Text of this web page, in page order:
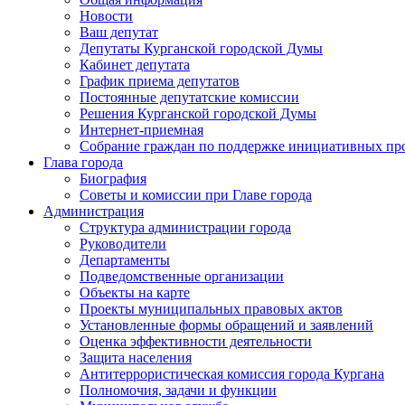
Новости
Ваш депутат
Депутаты Курганской городской Думы
Кабинет депутата
График приема депутатов
Постоянные депутатские комиссии
Решения Курганской городской Думы
Интернет-приемная
Собрание граждан по поддержке инициативных
Глава города
Биография
Советы и комиссии при Главе города
Администрация
Структура администрации города
Руководители
Департаменты
Подведомственные организации
Объекты на карте
Проекты муниципальных правовых актов
Установленные формы обращений и заявлений
Оценка эффективности деятельности
Защита населения
Антитеррористическая комиссия города Кургана
Полномочия, задачи и функции